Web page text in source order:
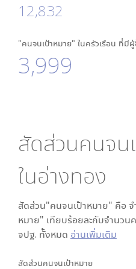
12,832
"คนจนเป้าหมาย" ในครัวเรือน ที่มี
3,999
สัดส่วนคนจน
ในอ่างทอง
สัดส่วน"คนจนเป้าหมาย" คือ
หมาย" เทียบร้อยละกับจำนวน
จปฐ. ทั้งหมด อ่านเพิ่มเติม
สัดส่วนคนจนเป้าหมาย